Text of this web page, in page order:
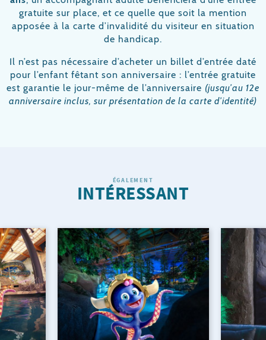
gratuite sur place, et ce quelle que soit la mention
apposée à la carte d’invalidité du visiteur en situation
de handicap.
Il n’est pas nécessaire d’acheter un billet d’entrée daté
pour l’enfant fêtant son anniversaire : l’entrée gratuite
est garantie le jour-même de l’anniversaire (jusqu’au 12e
anniversaire inclus, sur présentation de la carte d’identité)
ÉGALEMENT
INTÉRESSANT